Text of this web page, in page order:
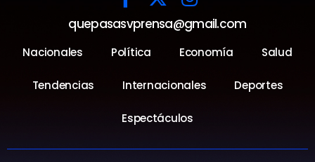
quepasasvprensa@gmail.com
Nacionales Política Economía Salud
Tendencias Internacionales Deportes
Espectáculos